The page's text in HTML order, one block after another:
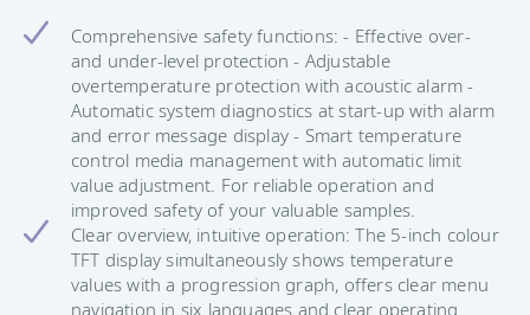
Comprehensive safety functions: - Effective over-
and under-level protection - Adjustable
overtemperature protection with acoustic alarm -
Automatic system diagnostics at start-up with alarm
and error message display - Smart temperature
control media management with automatic limit
value adjustment. For reliable operation and
improved safety of your valuable samples.
Clear overview, intuitive operation: The 5-inch colour
TFT display simultaneously shows temperature
values with a progression graph, offers clear menu
navigation in six languages and clear operating